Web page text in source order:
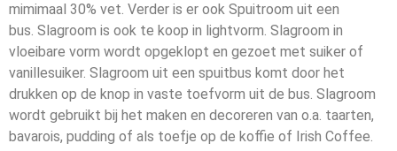
mimimaal 30% vet. Verder is er ook Spuitroom uit een
bus. Slagroom is ook te koop in lightvorm. Slagroom in
vloeibare vorm wordt opgeklopt en gezoet met suiker of
vanillesuiker. Slagroom uit een spuitbus komt door het
drukken op de knop in vaste toefvorm uit de bus. Slagroom
wordt gebruikt bij het maken en decoreren van o.a. taarten,
bavarois, pudding of als toefje op de koffie of Irish Coffee.